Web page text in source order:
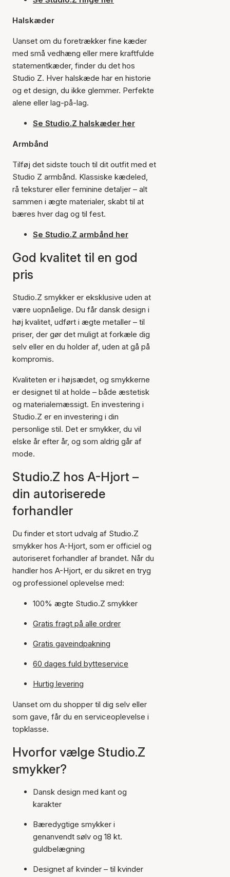
Halskæder
Uanset om du foretrækker fine kæder
med små vedhæng eller mere kraftfulde
statementkæder, finder du det hos
Studio Z. Hver halskæde har en historie
og et design, du ikke glemmer. Perfekte
alene eller lag-på-lag.
Se Studio.Z halskæder her
Armbånd
Tilføj det sidste touch til dit outfit med et
Studio Z armbånd. Klassiske kædeled,
rå teksturer eller feminine detaljer – alt
sammen i ægte materialer, skabt til at
bæres hver dag og til fest.
Se Studio.Z armbånd her
God kvalitet til en god
pris
Studio.Z smykker er eksklusive uden at
være uopnåelige. Du får dansk design i
høj kvalitet, udført i ægte metaller – til
priser, der gør det muligt at forkæle dig
selv eller en du holder af, uden at gå på
kompromis.
Kvaliteten er i højsædet, og smykkerne
er designet til at holde – både æstetisk
og materialemæssigt. En investering i
Studio.Z er en investering i din
personlige stil. Det er smykker, du vil
elske år efter år, og som aldrig går af
mode.
Studio.Z hos A-Hjort –
din autoriserede
forhandler
Du finder et stort udvalg af Studio.Z
smykker hos A-Hjort, som er officiel og
autoriseret forhandler af brandet. Når du
handler hos A-Hjort, er du sikret en tryg
og professionel oplevelse med:
100% ægte Studio.Z smykker
Gratis fragt på alle ordrer
Gratis gaveindpakning
60 dages fuld bytteservice
Hurtig levering
Uanset om du shopper til dig selv eller
som gave, får du en serviceoplevelse i
topklasse.
Hvorfor vælge Studio.Z
smykker?
Dansk design med kant og
karakter
Bæredygtige smykker i
genanvendt sølv og 18 kt.
guldbelægning
Designet af kvinder – til kvinder